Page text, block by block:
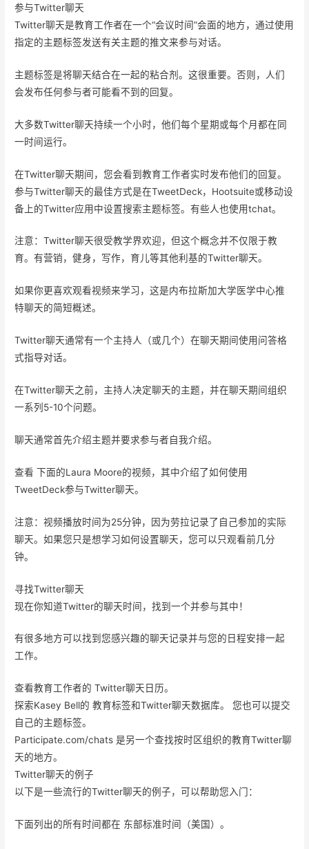
参与Twitter聊天
Twitter聊天是教育工作者在一个“会议时间”会面的地方，通过使用
指定的主题标签发送有关主题的推文来参与对话。
主题标签是将聊天结合在一起的粘合剂。这很重要。否则，人们
会发布任何参与者可能看不到的回复。
大多数Twitter聊天持续一个小时，他们每个星期或每个月都在同
一时间运行。
在Twitter聊天期间，您会看到教育工作者实时发布他们的回复。
参与Twitter聊天的最佳方式是在TweetDeck，Hootsuite或移动设
备上的Twitter应用中设置搜索主题标签。有些人也使用tchat。
注意：Twitter聊天很受教学界欢迎，但这个概念并不仅限于教
育。有营销，健身，写作，育儿等其他利基的Twitter聊天。
如果你更喜欢观看视频来学习，这是内布拉斯加大学医学中心推
特聊天的简短概述。
Twitter聊天通常有一个主持人（或几个）在聊天期间使用问答格
式指导对话。
在Twitter聊天之前，主持人决定聊天的主题，并在聊天期间组织
一系列5-10个问题。
聊天通常首先介绍主题并要求参与者自我介绍。
查看 下面的Laura Moore的视频，其中介绍了如何使用
TweetDeck参与Twitter聊天。
注意：视频播放时间为25分钟，因为劳拉记录了自己参加的实际
聊天。如果您只是想学习如何设置聊天，您可以只观看前几分
钟。
寻找Twitter聊天
现在你知道Twitter的聊天时间，找到一个并参与其中！
有很多地方可以找到您感兴趣的聊天记录并与您的日程安排一起
工作。
查看教育工作者的 Twitter聊天日历。
探索Kasey Bell的 教育标签和Twitter聊天数据库。 您也可以提交
自己的主题标签。
Participate.com/chats 是另一个查找按时区组织的教育Twitter聊
天的地方。
Twitter聊天的例子
以下是一些流行的Twitter聊天的例子，可以帮助您入门：
下面列出的所有时间都在 东部标准时间（美国）。